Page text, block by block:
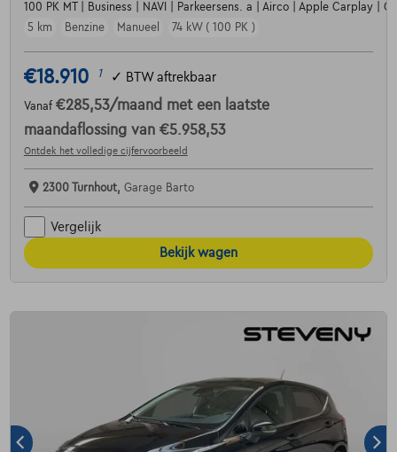
100 PK MT | Business | NAVI | Parkeersens. a | Airco | Apple Carplay |
5 km
Benzine Manueel 74 kW ( 100 PK )
€18.910 1 ✓ BTW aftrekbaar
Vanaf €285,53/maand met een laatste
maandaflossing van €5.958,53
Ontdek het volledige cijfervoorbeeld
2300 Turnhout, Garage Barto
Vergelijk
Bekijk wagen